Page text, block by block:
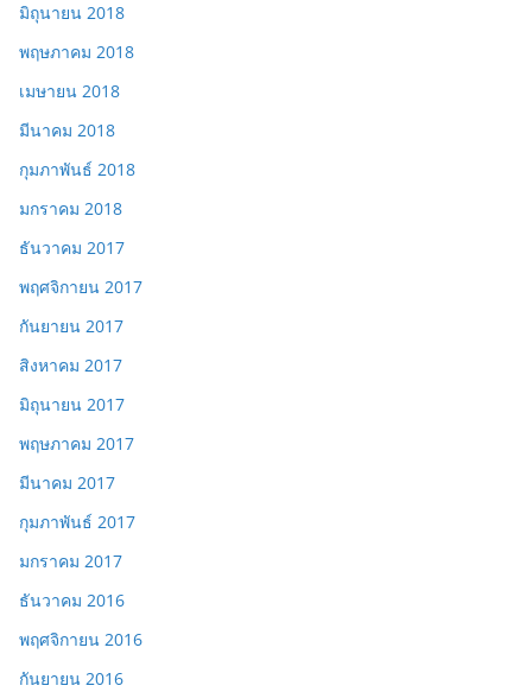
มิถุนายน 2018
พฤษภาคม 2018
เมษายน 2018
มีนาคม 2018
กุมภาพันธ์ 2018
มกราคม 2018
ธันวาคม 2017
พฤศจิกายน 2017
กันยายน 2017
สิงหาคม 2017
มิถุนายน 2017
พฤษภาคม 2017
มีนาคม 2017
กุมภาพันธ์ 2017
มกราคม 2017
ธันวาคม 2016
พฤศจิกายน 2016
กันยายน 2016